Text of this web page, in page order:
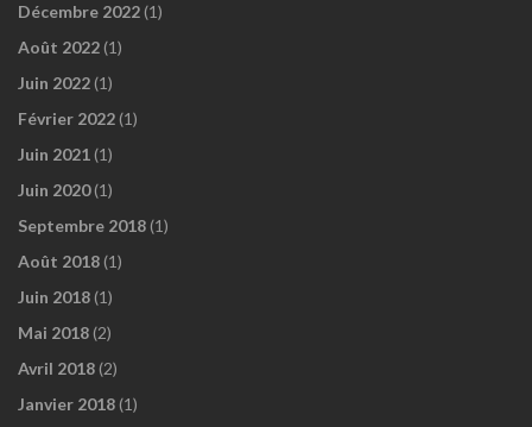
Décembre 2022 (1)
Août 2022 (1)
Juin 2022 (1)
Février 2022 (1)
Juin 2021 (1)
Juin 2020(1)
Septembre 2018 (1)
Août 2018 (1)
Juin 2018 (1)
Mai 2018 (2)
Avril 2018 (2)
Janvier 2018 (1)